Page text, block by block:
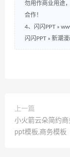
勿用作商业用途
合作！
4、闪闪PPT »
闪闪PPT » 新潮
上一篇
小火箭云朵简约商
ppt模板,商务模板